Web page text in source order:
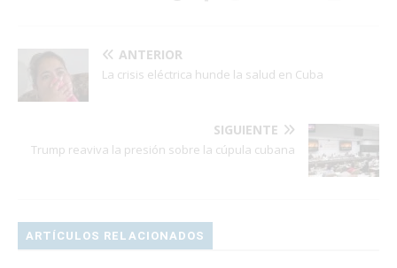
ANTERIOR
La crisis eléctrica hunde la salud en Cuba
SIGUIENTE
Trump reaviva la presión sobre la cúpula cubana
ARTÍCULOS RELACIONADOS